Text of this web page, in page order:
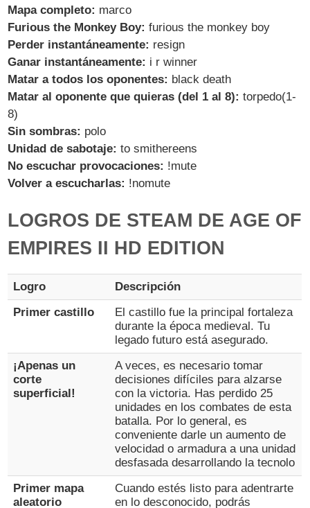
Mapa completo: marco
Furious the Monkey Boy: furious the monkey boy
Perder instantáneamente: resign
Ganar instantáneamente: i r winner
Matar a todos los oponentes: black death
Matar al oponente que quieras (del 1 al 8): torpedo(1-
8)
Sin sombras: polo
Unidad de sabotaje: to smithereens
No escuchar provocaciones: !mute
Volver a escucharlas: !nomute
LOGROS DE STEAM DE AGE OF
EMPIRES II HD EDITION
Logro
Descripción
Primer castillo
El castillo fue la principal fortaleza
durante la época medieval. Tu
legado futuro está asegurado.
¡Apenas un
corte
superficial!
A veces, es necesario tomar
decisiones difíciles para alzarse
con la victoria. Has perdido 25
unidades en los combates de esta
batalla. Por lo general, es
conveniente darle un aumento de
velocidad o armadura a una unidad
desfasada desarrollando la tecnolo
Primer mapa
aleatorio
Cuando estés listo para adentrarte
en lo desconocido, podrás